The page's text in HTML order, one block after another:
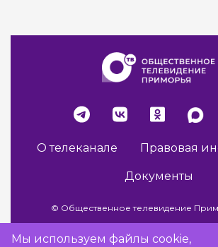
О телеканале Правовая
Документы
© Общественное телевидение
Мы используем файлы cookie,